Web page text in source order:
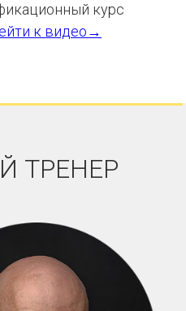
курс
к видео→
ТРЕНЕР